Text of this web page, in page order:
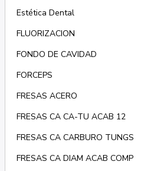
Estética Dental
FLUORIZACION
FONDO DE CAVIDAD
FORCEPS
FRESAS ACERO
FRESAS CA CA-TU ACAB 12
FRESAS CA CARBURO TUNGS
FRESAS CA DIAM ACAB COMP